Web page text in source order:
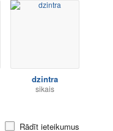
dzintra
sikais
Rādīt ieteikumus